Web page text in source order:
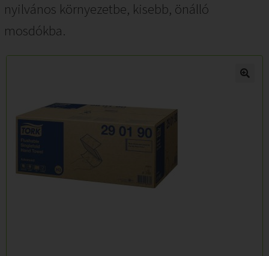
nyilvános környezetbe, kisebb, önálló
mosdókba.